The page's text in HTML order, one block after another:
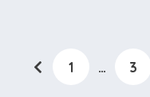
1 … 3